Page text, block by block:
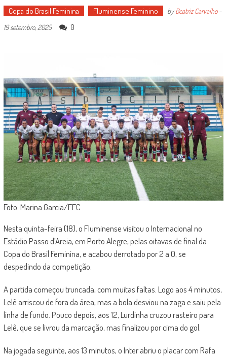
Copa do Brasil Feminina Fluminense Feminino byBeatriz Carvalho-
19 setembro, 2025
0
Foto: Marina Garcia/FFC
Nesta quinta-feira (18), o Fluminense visitou o Internacional no
Estádio Passo d’Areia, em Porto Alegre, pelas oitavas de final da
Copa do Brasil Feminina, e acabou derrotado por 2 a 0, se
despedindo da competição.
A partida começou truncada, com muitas faltas. Logo aos 4 minutos,
Lelê arriscou de fora da área, mas a bola desviou na zaga e saiu pela
linha de fundo. Pouco depois, aos 12, Lurdinha cruzou rasteiro para
Lelê, que se livrou da marcação, mas finalizou por cima do gol.
Na jogada seguinte, aos 13 minutos, o Inter abriu o placar com Rafa